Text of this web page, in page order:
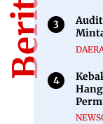
Audit
NEWS